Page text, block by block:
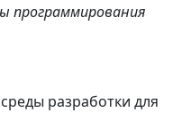
программирования
разработки для